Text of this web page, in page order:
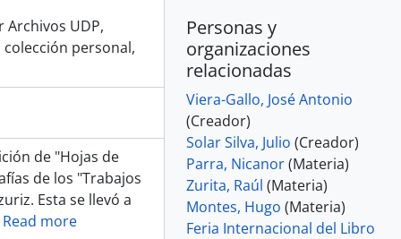
Archivos UDP,
personal,
de "Hojas de
de los "Trabajos
Esta se llevó a
Read more
Personas y
organizaciones
relacionadas
Viera-Gallo, José Antonio
(Creador)
Solar Silva, Julio (Creador)
Parra, Nicanor(Materia)
Zurita, Raúl (Materia)
Montes, Hugo (Materia)
Feria Internacional del Libro